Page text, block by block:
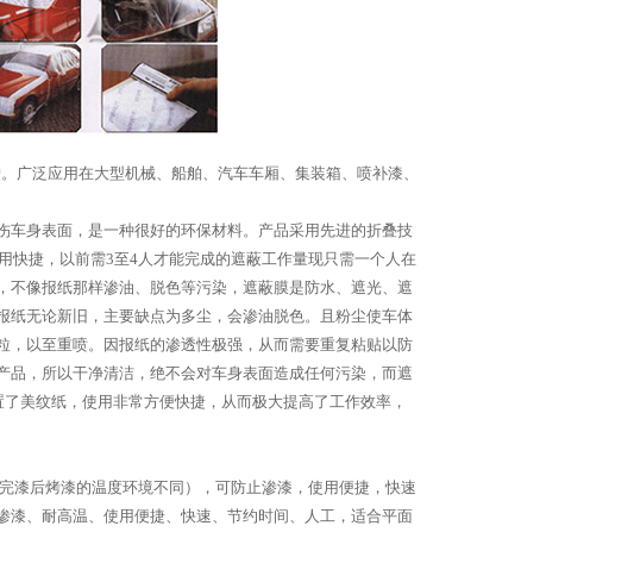
广泛应用在大型机械、船舶、汽车车厢、集装箱、喷补漆、
身表面，是一种很好的环保材料。产品采用先进的折叠技
快捷，以前需3至4人才能完成的遮蔽工作量现只需一个人在
像报纸那样渗油、脱色等污染，遮蔽膜是防水、遮光、遮
无论新旧，主要缺点为多尘，会渗油脱色。且粉尘使车体
以至重喷。因报纸的渗透性极强，从而需要重复粘贴以防
，所以干净清洁，绝不会对车身表面造成任何污染，而遮
美纹纸，使用非常方便快捷，从而极大提高了工作效率，
漆后烤漆的温度环境不同），可防止渗漆，使用便捷，快速
、耐高温、使用便捷、快速、节约时间、人工，适合平面